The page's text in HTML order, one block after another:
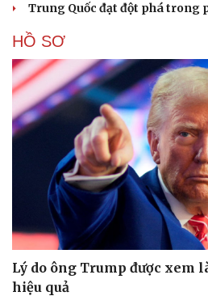
Cải chính
Trung Quốc đạt đột phá trong
HỒ SƠ
Lý do ông Trump được xem
hiệu quả